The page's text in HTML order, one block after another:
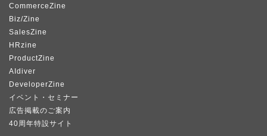
CommerceZine
Biz/Zine
SalesZine
HRzine
ProductZine
AIdiver
DeveloperZine
イベント・セミナー
広告掲載のご案内
40周年特設サイト